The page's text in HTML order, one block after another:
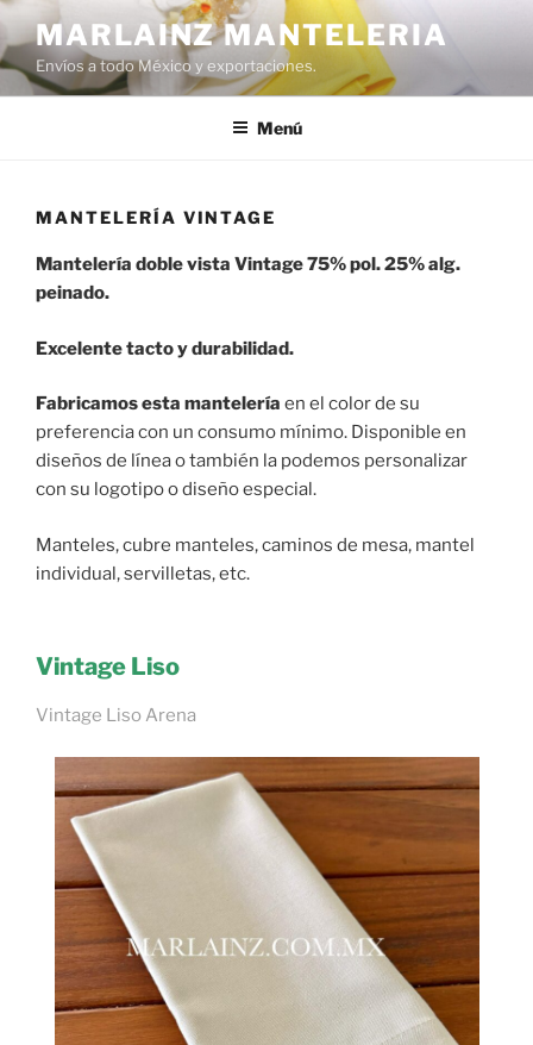
al
contenido
MARLAINZ MANTELERIA
Envíos a todo México y exportaciones.
Menú
MANTELERÍA VINTAGE
Mantelería doble vista Vintage 75% pol. 25% alg.
peinado.
Excelente tacto y durabilidad.
Fabricamos esta mantelería en el color de su
preferencia con un consumo mínimo. Disponible en
diseños de línea o también la podemos personalizar
con su logotipo o diseño especial.
Manteles, cubre manteles, caminos de mesa, mantel
individual, servilletas, etc.
Vintage Liso
Vintage Liso Arena